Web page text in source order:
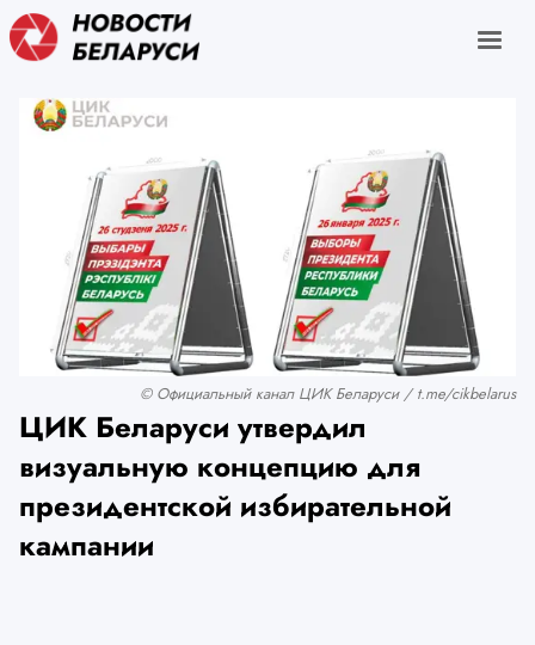
© Официальный канал ЦИК Беларуси / t.me/cikbelarus
ЦИК Беларуси утвердил
визуальную концепцию для
президентской избирательной
кампании